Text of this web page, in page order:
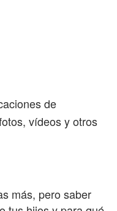
de
vídeos y otros
más, pero saber